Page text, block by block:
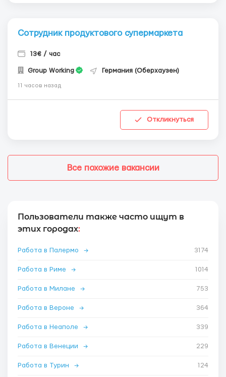
Сотрудник продуктового супермаркета
13€ / час
Group Working Германия (Оберхаузен)
11 часов назад
Откликнуться
Все похожие вакансии
Пользователи также часто ищут в
этих городах:
Работа в Палермо → 3174
Работа в Риме → 1014
Работа в Милане → 753
Работа в Вероне → 364
Работа в Неаполе → 339
Работа в Венеции → 229
Работа в Турин → 124